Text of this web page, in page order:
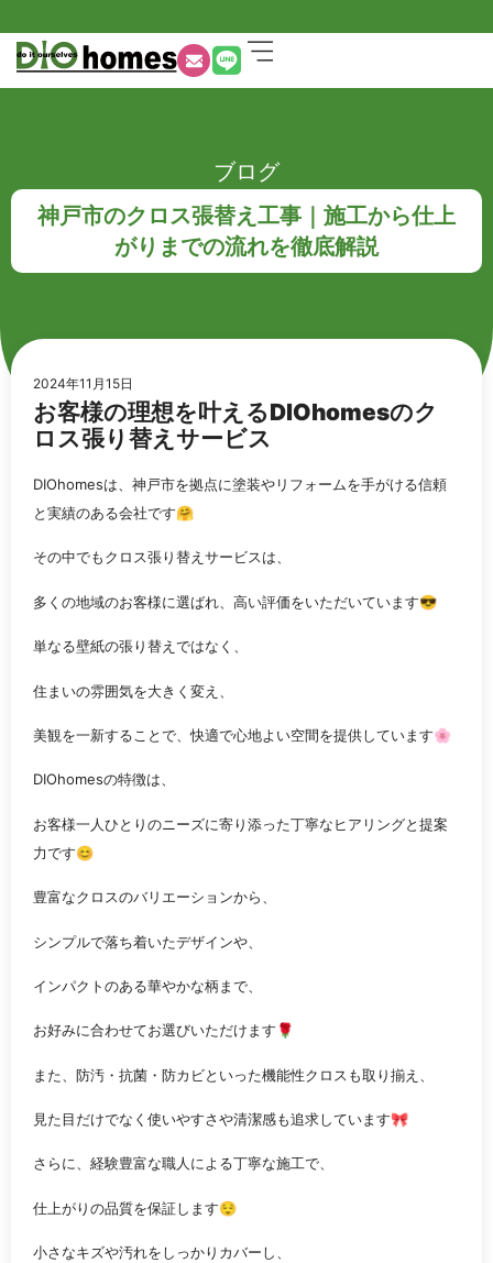
ブログ
神戸市のクロス張替え工事｜施工から仕上
がりまでの流れを徹底解説
2024年11月15日
お客様の理想を叶えるDIOhomesのク
ロス張り替えサービス
DIOhomesは、神戸市を拠点に塗装やリフォームを手がける信頼
と実績のある会社です🤗
その中でもクロス張り替えサービスは、
多くの地域のお客様に選ばれ、高い評価をいただいています😎
単なる壁紙の張り替えではなく、
住まいの雰囲気を大きく変え、
美観を一新することで、快適で心地よい空間を提供しています🌸
DIOhomesの特徴は、
お客様一人ひとりのニーズに寄り添った丁寧なヒアリングと提案
力です😊
豊富なクロスのバリエーションから、
シンプルで落ち着いたデザインや、
インパクトのある華やかな柄まで、
お好みに合わせてお選びいただけます🌹
また、防汚・抗菌・防カビといった機能性クロスも取り揃え、
見た目だけでなく使いやすさや清潔感も追求しています🎀
さらに、経験豊富な職人による丁寧な施工で、
仕上がりの品質を保証します😌
小さなキズや汚れをしっかりカバーし、